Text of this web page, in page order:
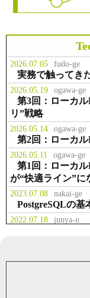
お知らせ
事業
事業
2026.07.05 fudo-ge
実務で触ってき
2026.05.19 ogawa-ge
第3回：ローカ
リ”戦略
2026.05.14 ogawa-ge
第2回：ローカ
2026.05.11 ogawa-ge
第1回：ローカ
が“快適ライン”に
2023.07.08 nakai-ge
PostgreSQLの基
2022.07.18 junya-n